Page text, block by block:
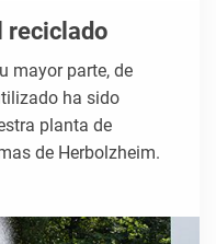
reciclado
mayor parte, de
ha sido
planta de
de Herbolzheim.